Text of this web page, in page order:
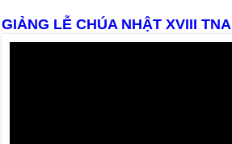
GIẢNG LỄ CHÚA NHẬT XVIII TNA